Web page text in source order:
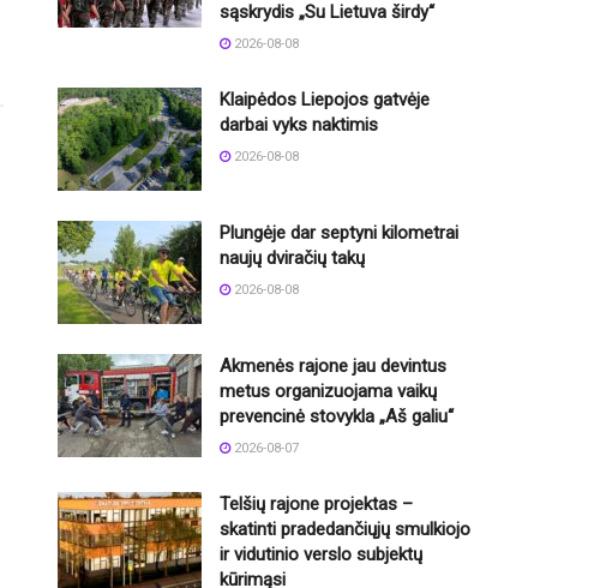
sąskrydis „Su Lietuva širdy“
2026-08-08
Klaipėdos Liepojos gatvėje
darbai vyks naktimis
2026-08-08
Plungėje dar septyni kilometrai
naujų dviračių takų
2026-08-08
Akmenės rajone jau devintus
metus organizuojama vaikų
prevencinė stovykla „Aš galiu“
2026-08-07
Telšių rajone projektas –
skatinti pradedančiųjų smulkiojo
ir vidutinio verslo subjektų
kūrimąsi